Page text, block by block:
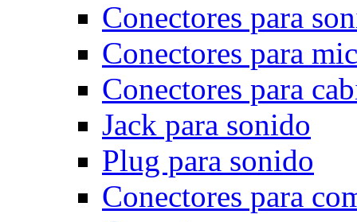
Conectores para
Conectores para
Conectores para
Jack para sonido
Plug para sonido
Conectores para